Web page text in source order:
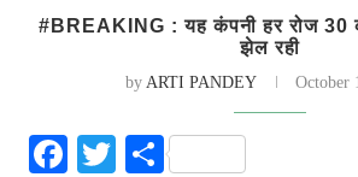
#BREAKING : यह कंपनी हर रोज 30
झेल रही
by ARTI PANDEY October
Facebook
Twitter
Share